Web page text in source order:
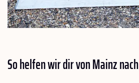
So helfen wir dir von Mainz nach